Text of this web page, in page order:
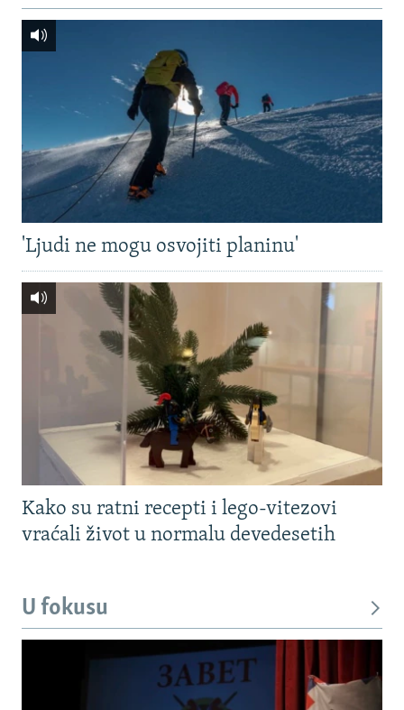
'Ljudi ne mogu osvojiti planinu'
Kako su ratni recepti i lego-vitezovi
vraćali život u normalu devedesetih
U fokusu